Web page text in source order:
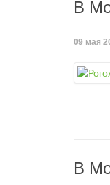
В
09 мая
В